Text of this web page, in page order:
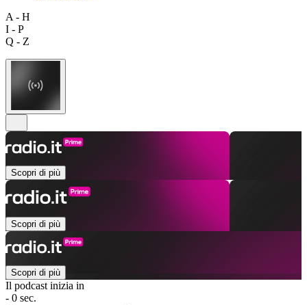
A - H
I - P
Q - Z
Scopri di più
Scopri di più
Scopri di più
Il podcast inizia in
- 0 sec.